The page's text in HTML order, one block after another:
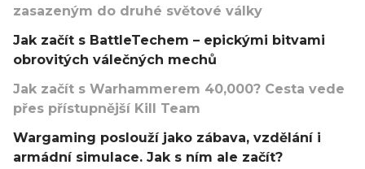
zasazeným do druhé světové války
Jak začít s BattleTechem – epickými bitvami
obrovitých válečných mechů
Jak začít s Warhammerem 40,000? Cesta vede
přes přístupnější Kill Team
Wargaming poslouží jako zábava, vzdělání i
armádní simulace. Jak s ním ale začít?